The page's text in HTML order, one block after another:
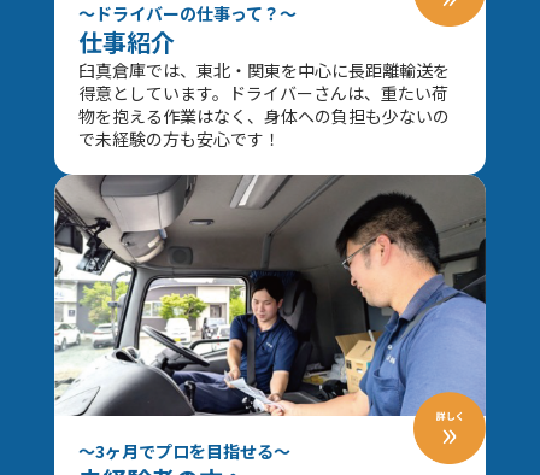
～ドライバーの仕事って？～
仕事紹介
臼真倉庫では、東北・関東を中心に長距離輸送を
得意としています。ドライバーさんは、重たい荷
物を抱える作業はなく、身体への負担も少ないの
で未経験の方も安心です！
～3ヶ月でプロを目指せる～